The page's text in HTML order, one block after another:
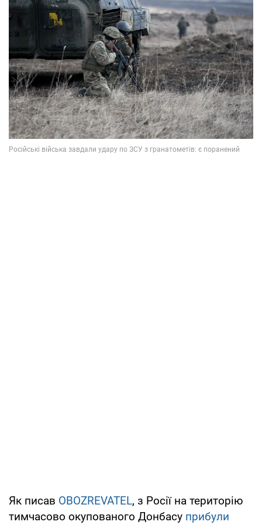
Як писав OBOZREVATEL, з Росії на територію
тимчасово окупованого Донбасу прибули